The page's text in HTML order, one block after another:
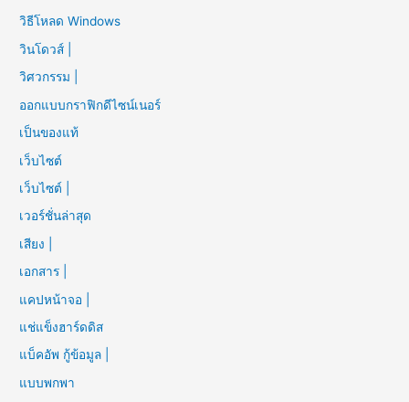
วิธีโหลด Windows
วินโดวส์ |
วิศวกรรม |
ออกแบบกราฟิกดีไซน์เนอร์
เป็นของแท้
เว็บไซต์
เว็บไซต์ |
เวอร์ชั่นล่าสุด
เสียง |
เอกสาร |
แคปหน้าจอ |
แช่แข็งฮาร์ดดิส
แบ็คอัพ กู้ข้อมูล |
แบบพกพา